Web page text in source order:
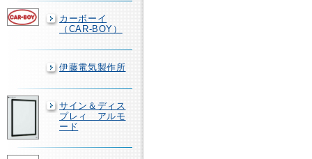
カーボーイ
（CAR-BOY）
伊藤電気製作所
サイン＆ディス
プレィ アルモ
ード